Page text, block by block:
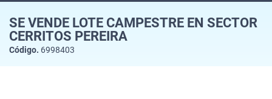
SE VENDE LOTE CAMPESTRE EN SECTOR
CERRITOS PEREIRA
Código. 6998403